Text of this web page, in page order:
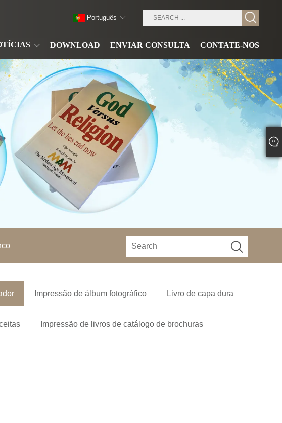
DOWNLOAD ENVIAR CONSULTA CONTATE-NOS
Português
Impressão de álbum fotográfico Livro de capa dura
Impressão de livros de catálogo de brochuras